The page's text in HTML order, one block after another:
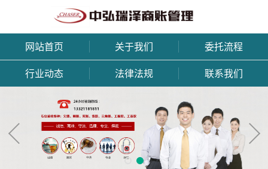
网站首页 关于我们 委托流程
行业动态 法律法规 联系我们